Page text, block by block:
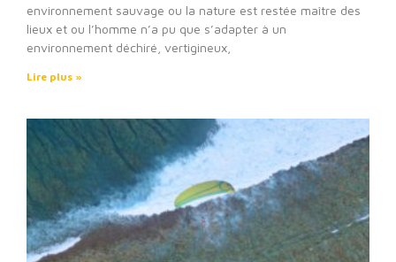
environnement sauvage ou la nature est restée maître des
lieux et ou l’homme n’a pu que s’adapter à un
environnement déchiré, vertigineux,
Lire plus »